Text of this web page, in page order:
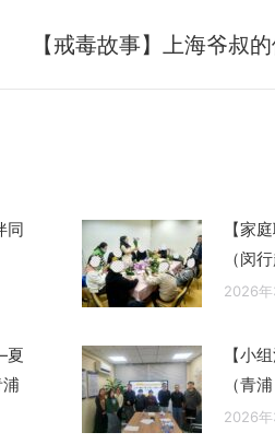
【戒毒故事】上海爷叔
同
【家
（闵
2026
夏
【小
（青
2026